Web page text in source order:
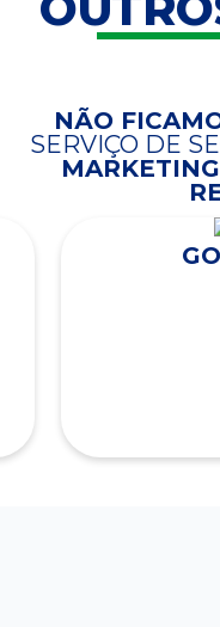
NÃO
SERVIÇO DE